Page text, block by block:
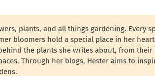
plants, and all things gardening. Every
bloomers hold a special place in her
the plants she writes about, from
Through her blogs, Hester aims to